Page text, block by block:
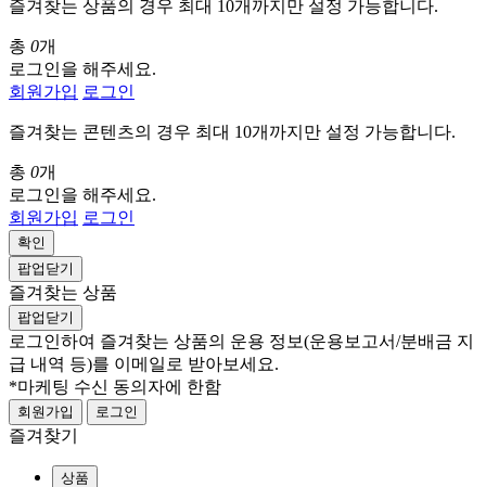
즐겨찾는 상품의 경우 최대 10개까지만 설정 가능합니다.
총 0개
로그인을 해주세요.
회원가입 로그인
즐겨찾는 콘텐츠의 경우 최대 10개까지만 설정 가능합니다.
총 0개
로그인을 해주세요.
회원가입 로그인
확인
팝업닫기
즐겨찾는 상품
팝업닫기
로그인하여 즐겨찾는 상품의 운용 정보(운용보고서/분배금 지
급 내역 등)를 이메일로 받아보세요.
*마케팅 수신 동의자에 한함
회원가입 로그인
즐겨찾기
상품